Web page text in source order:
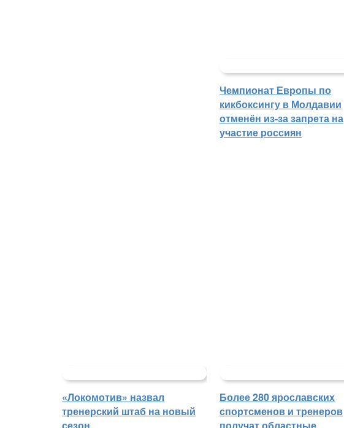
Чемпионат Европы по
кикбоксингу в Молдавии
отменён из-за запрета на
участие россиян
«Локомотив» назвал
тренерский штаб на новый
Более 280 ярославских
спортсменов и тренеров